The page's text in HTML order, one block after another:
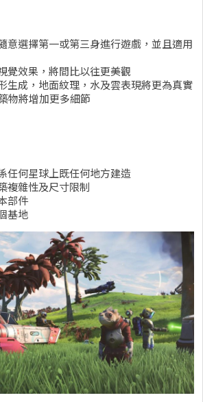
意選擇第一或第三身進行遊戲，並且適用
覺效果，將間比以往更美觀
生成，地面紋理，水及雲表現將更為真實
物將增加更多細節
任何星球上既任何地方建造
複雜性及尺寸限制
部件
基地